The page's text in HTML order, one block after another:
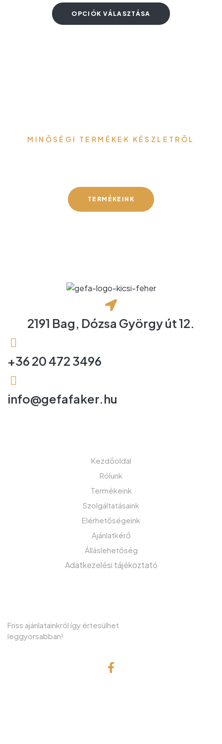
OPCIÓK VÁLASZTÁSA
MINŐSÉGI TERMÉKEK KÉSZLETRŐL
TERMÉKEINK
2191 Bag, Dózsa György út 12.
+36 20 472 3496
info@gefafaker.hu
Kezdőoldal
Rólunk
Termékeink
Szolgáltatásaink
Elérhetőségeink
Ajánlatkérő
Álláslehetőség
Adatkezelési tájékoztató
Friss ajánlatainkról így értesülhet
leggyorsabban!